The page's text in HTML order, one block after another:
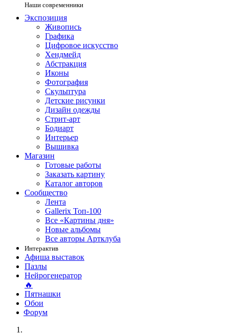
Наши современники
Экспозиция
Живопись
Графика
Цифровое искусство
Хендмейд
Абстракция
Иконы
Фотография
Скульптура
Детские рисунки
Дизайн одежды
Стрит-арт
Бодиарт
Интерьер
Вышивка
Магазин
Готовые работы
Заказать картину
Каталог авторов
Сообщество
Лента
Gallerix Топ-100
Все «Картины дня»
Новые альбомы
Все авторы Артклуба
Интерактив
Афиша выставок
Пазлы
Нейрогенератор
🔥
Пятнашки
Обои
Форум